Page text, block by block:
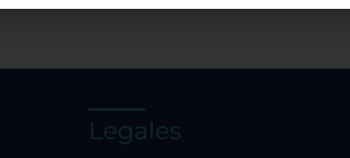
Legales
su derecho a la privacidad,
su experiencia en el sitio y los
Más información